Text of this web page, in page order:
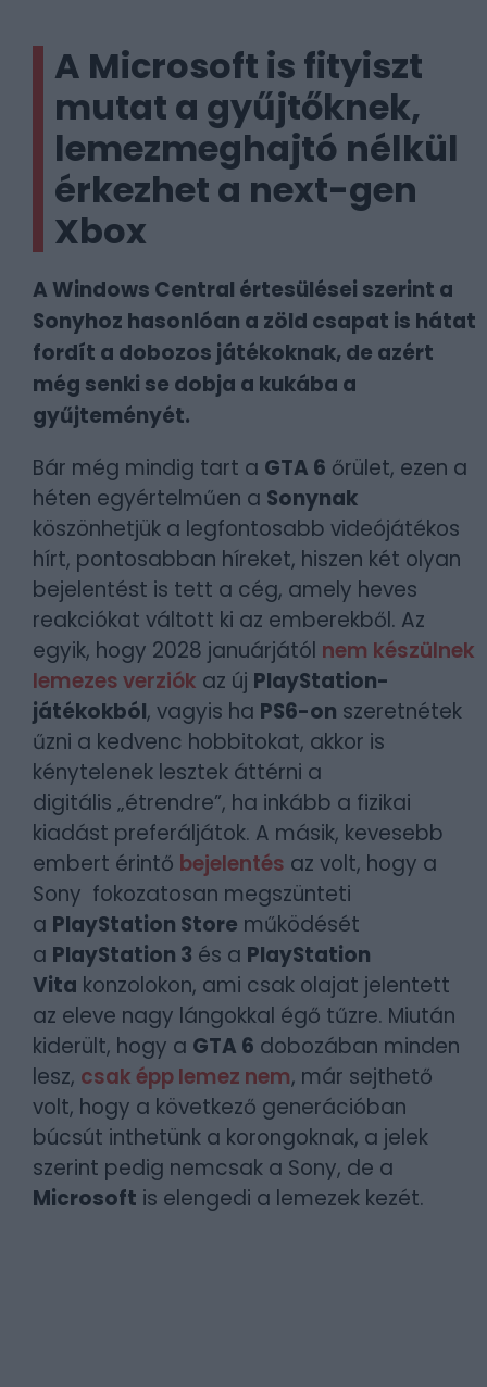
A Microsoft is fityiszt
mutat a gyűjtőknek,
lemezmeghajtó nélkül
érkezhet a next-gen
Xbox
A Windows Central értesülései szerint a
Sonyhoz hasonlóan a zöld csapat is hátat
fordít a dobozos játékoknak, de azért
még senki se dobja a kukába a
gyűjteményét.
Bár még mindig tart a GTA 6 őrület, ezen a
héten egyértelműen a Sonynak
köszönhetjük a legfontosabb videójátékos
hírt, pontosabban híreket, hiszen két olyan
bejelentést is tett a cég, amely heves
reakciókat váltott ki az emberekből. Az
egyik, hogy 2028 januárjától nem készülnek
lemezes verziók az új PlayStation-
játékokból, vagyis ha PS6-on szeretnétek
űzni a kedvenc hobbitokat, akkor is
kénytelenek lesztek áttérni a
digitális „étrendre”, ha inkább a fizikai
kiadást preferáljátok. A másik, kevesebb
embert érintő bejelentés az volt, hogy a
Sony fokozatosan megszünteti
a PlayStation Store működését
a PlayStation 3 és a PlayStation
Vita konzolokon, ami csak olajat jelentett
az eleve nagy lángokkal égő tűzre. Miután
kiderült, hogy a GTA 6 dobozában minden
lesz, csak épp lemez nem, már sejthető
volt, hogy a következő generációban
búcsút inthetünk a korongoknak, a jelek
szerint pedig nemcsak a Sony, de a
Microsoft is elengedi a lemezek kezét.